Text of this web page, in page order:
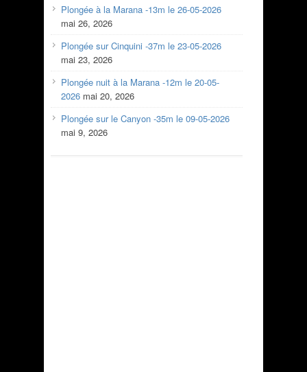
Plongée à la Marana -13m le 26-05-2026
mai 26, 2026
Plongée sur Cinquini -37m le 23-05-2026
mai 23, 2026
Plongée nuit à la Marana -12m le 20-05-
2026 mai 20, 2026
Plongée sur le Canyon -35m le 09-05-2026
mai 9, 2026